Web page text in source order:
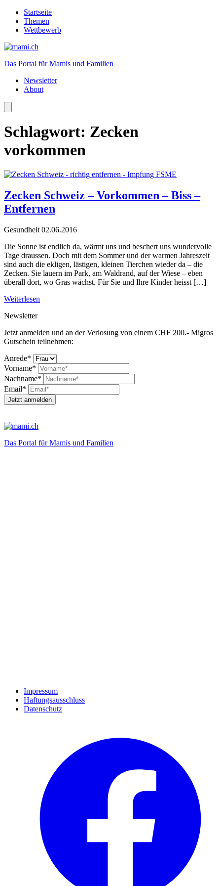
Startseite
Themen
Wettbewerb
Das Portal für Mamis und Familien
Newsletter
About
Schlagwort: Zecken
vorkommen
Zecken Schweiz – Vorkommen – Biss –
Entfernen
Gesundheit 02.06.2016
Die Sonne ist endlich da, wärmt uns und beschert uns wundervolle
Tage draussen. Doch mit dem Sommer und der warmen Jahreszeit
sind auch die ekligen, lästigen, kleinen Tierchen wieder da – die
Zecken. Sie lauern im Park, am Waldrand, auf der Wiese – eben
überall dort, wo Gras wächst. Für Sie und Ihre Kinder heisst […]
Weiterlesen
Newsletter
Jetzt anmelden und an der Verlosung von einem CHF 200.- Migros
Gutschein teilnehmen:
Anrede*
Vorname*
Nachname*
Email*
Jetzt anmelden
Das Portal für Mamis und Familien
Impressum
Haftungsausschluss
Datenschutz